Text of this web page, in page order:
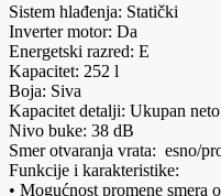
Sistem hlađenja: Statički
Inverter motor: Da
Energetski razred: E
Kapacitet: 252 l
Boja: Siva
Kapacitet detalji: Ukupan
Nivo buke: 38 dB
Smer otvaranja vrata: esno/
Funkcije i karakteristike:
• Mogućnost promene smera